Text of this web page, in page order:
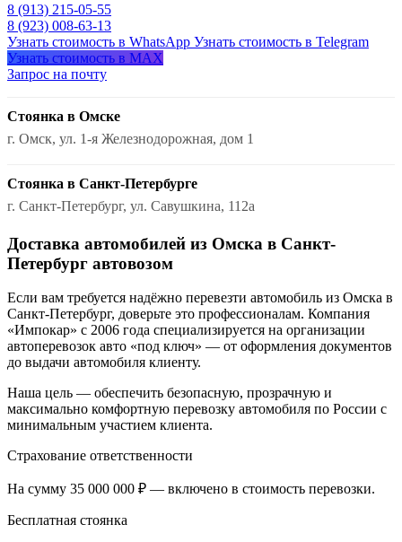
8 (913) 215-05-55
8 (923) 008-63-13
Узнать стоимость в WhatsApp Узнать стоимость в Telegram
Узнать стоимость в MAX
Запрос на почту
Стоянка в Омске
г. Омск, ул. 1-я Железнодорожная, дом 1
Стоянка в Санкт-Петербурге
г. Санкт-Петербург, ул. Савушкина, 112а
Доставка автомобилей из Омска в Санкт-
Петербург автовозом
Если вам требуется надёжно перевезти автомобиль из Омска в
Санкт-Петербург, доверьте это профессионалам. Компания
«Импокар» с 2006 года специализируется на организации
автоперевозок авто «под ключ» — от оформления документов
до выдачи автомобиля клиенту.
Наша цель — обеспечить безопасную, прозрачную и
максимально комфортную перевозку автомобиля по России с
минимальным участием клиента.
Страхование ответственности
На сумму 35 000 000 ₽ — включено в стоимость перевозки.
Бесплатная стоянка